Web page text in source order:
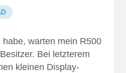
habe, warten mein R500
Bei letzterem
kleinen Display-